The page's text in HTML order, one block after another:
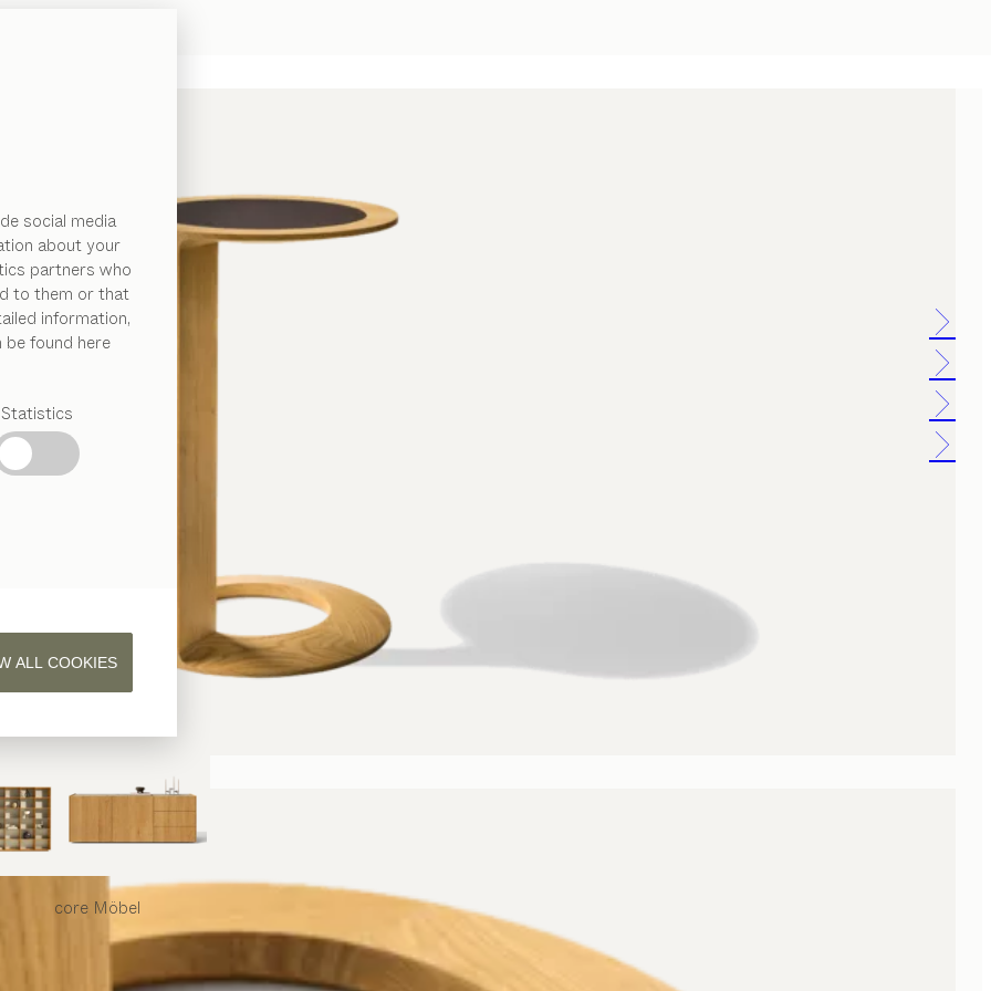
social media
about your
partners who
to them or that
information,
found here
Statistics
ALL COOKIES
core Möbel